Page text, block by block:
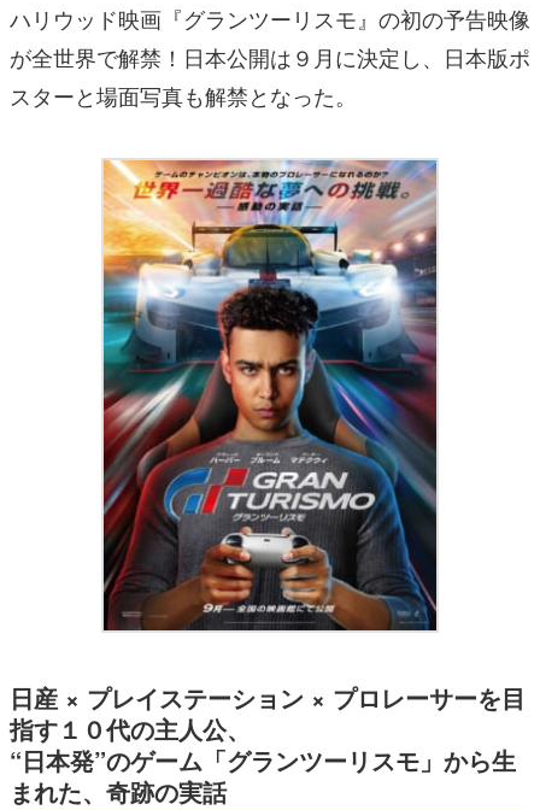
ハリウッド映画『グランツーリスモ』の初の予告映像
が全世界で解禁！日本公開は９月に決定し、日本版ポ
スターと場面写真も解禁となった。
日産 × プレイステーション × プロレーサーを目
指す１０代の主人公、
“日本発”のゲーム「グランツーリスモ」から生
まれた、奇跡の実話